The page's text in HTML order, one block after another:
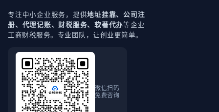
专注中小企业服务，提供地址挂靠、公司注
册、代理记账、财税服务、软著代办等企业
工商财税服务。专业团队，让创业更简单。
微信扫码
免费咨询